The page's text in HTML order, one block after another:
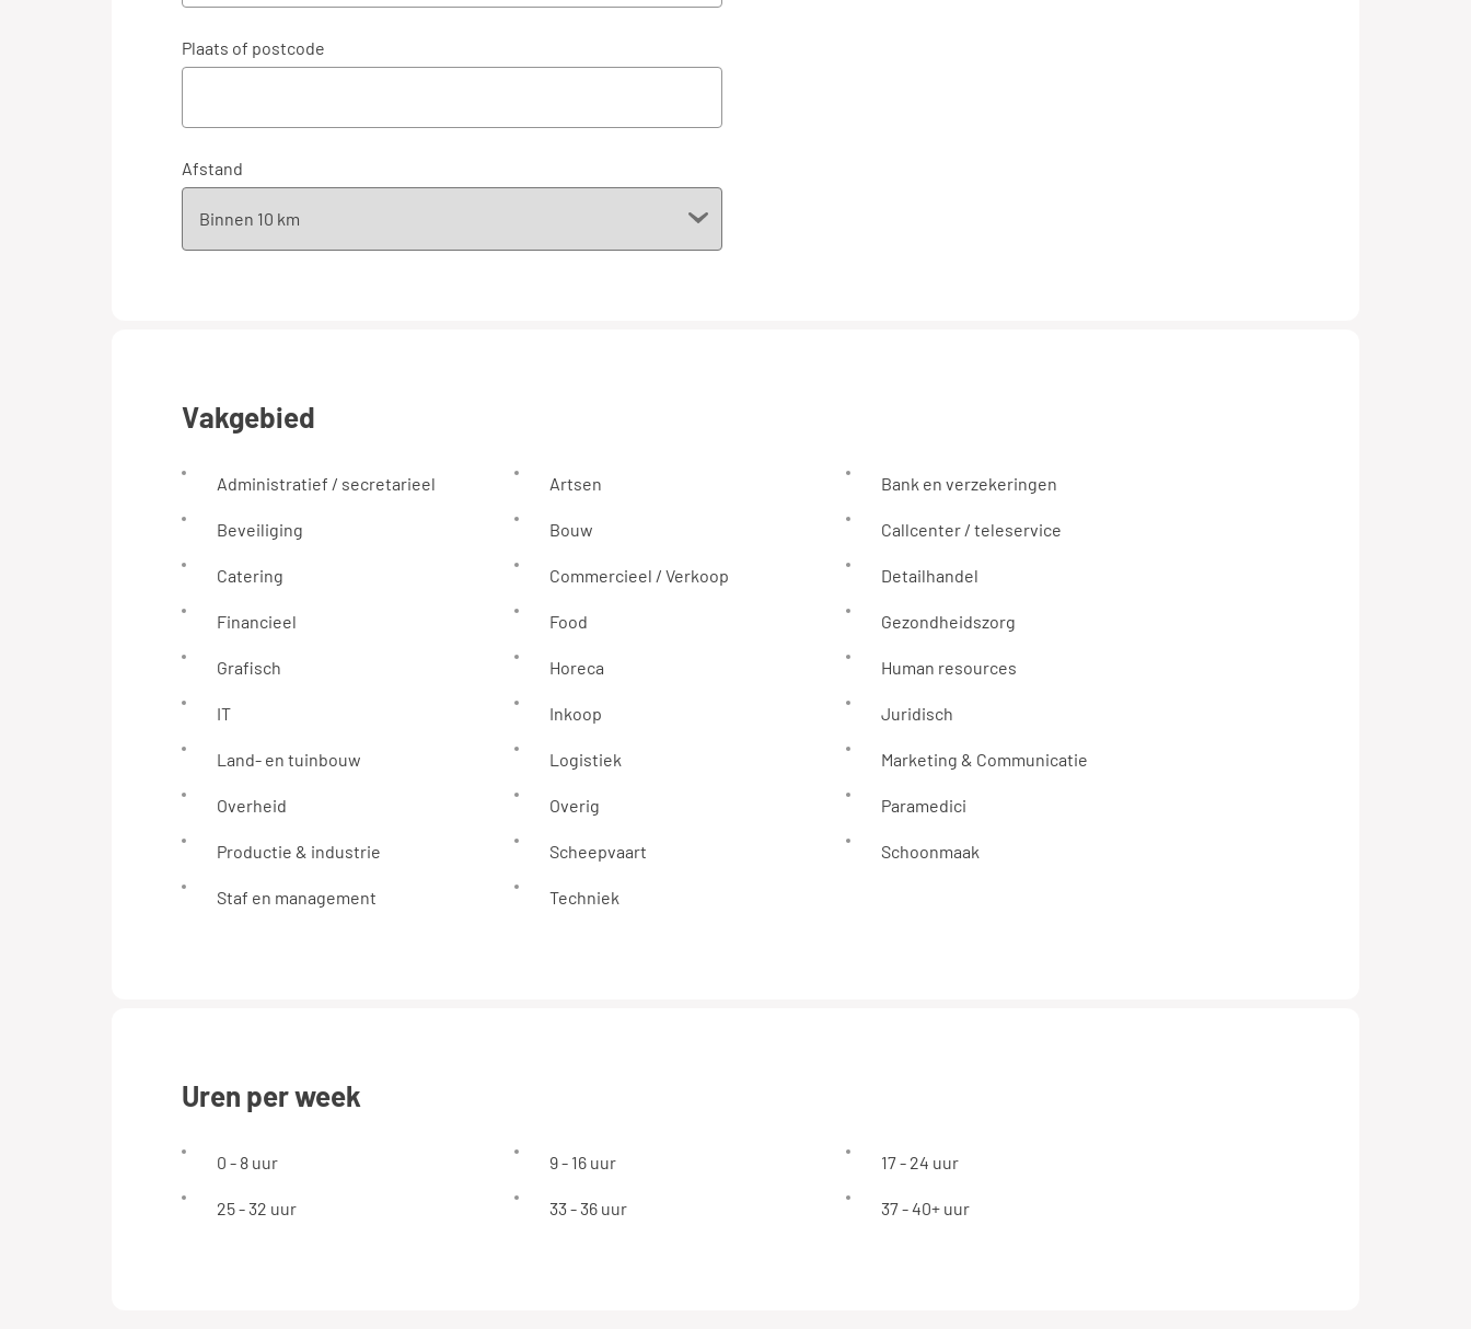
Plaats of postcode
Afstand
vakgebied
Administratief / secretarieel Artsen Bank en verzekeringen
Beveiliging Bouw Callcenter / teleservice
Catering Commercieel / Verkoop Detailhandel
Financieel Food Gezondheidszorg
Grafisch Horeca Human resources
IT Inkoop Juridisch
Land- en tuinbouw Logistiek Marketing & Communicatie
Overheid Overig Paramedici
Productie & industrie Scheepvaart Schoonmaak
Staf en management Techniek
uren per week
0 - 8 uur 9 - 16 uur 17 - 24 uur
25 - 32 uur 33 - 36 uur 37 - 40+ uur